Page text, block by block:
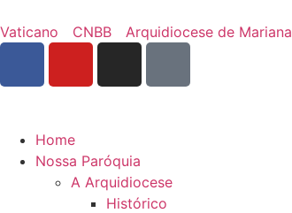
Vaticano CNBB Arquidiocese de Mariana
Home
Nossa Paróquia
A Arquidiocese
Histórico